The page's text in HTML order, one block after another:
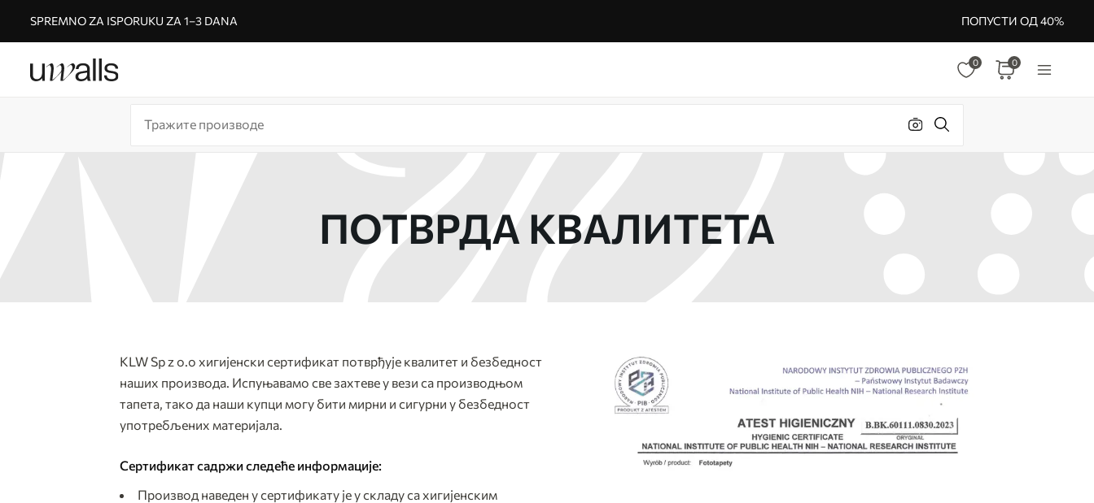
SPREMNO ZA ISPORUKU ZA 1–3 DANA ПОПУСТИ ОД 40%
0 0
ПОТВРДА КВАЛИТЕТА
KLW Sp z o.o хигијенски сертификат потврђује квалитет и безбедност
наших производа. Испуњавамо све захтеве у вези са производњом
тапета, тако да наши купци могу бити мирни и сигурни у безбедност
употребљених материјала.
Сертификат садржи следеће информације:
Производ наведен у сертификату је у складу са хигијенским